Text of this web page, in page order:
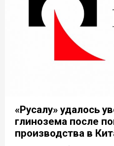
«Русалу» удалось
глинозема после
производства в